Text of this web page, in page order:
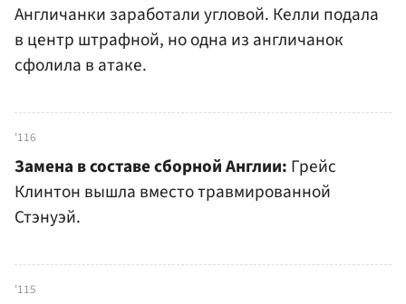
Англичанки заработали угловой. Келли подала
в центр штрафной, но одна из англичанок
сфолила в атаке.
'116
Замена в составе сборной Англии: Грейс
Клинтон вышла вместо травмированной
Стэнуэй.
'115